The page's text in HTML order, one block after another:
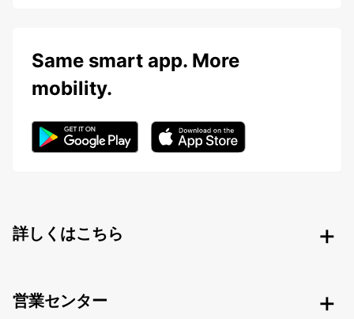
Same smart app. More
mobility.
詳しくはこちら
営業センター